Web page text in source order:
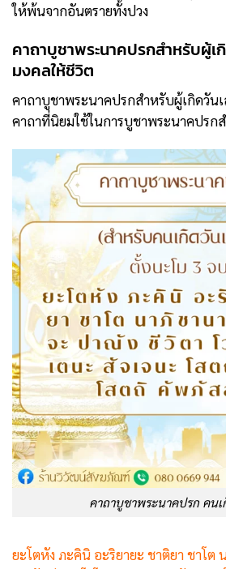
ให้พ้นจากอันตรายทั้งปวง
คาถาบูชาพระนาคปรกสำหรับผู้เ
มงคลให้ชีวิต
คาถาบูชาพระนาคปรกสำหรับผู้เกิดวันเ
คาถาที่นิยมใช้ในการบูชาพระนาคปรก
คาถาบูชาพระนาคปรก คนเ
ยะโตหัง ภะคินิ อะริยายะ ชาติยา ชาโต